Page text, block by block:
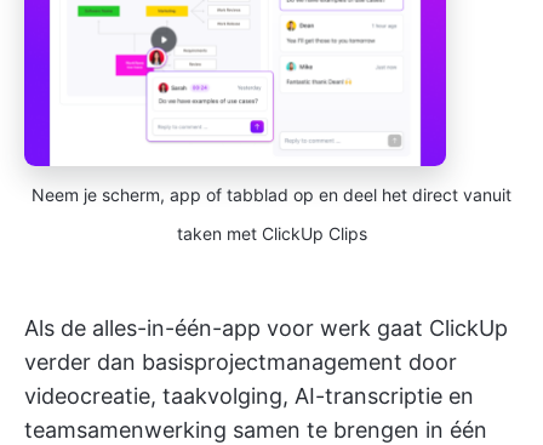
Neem je scherm, app of tabblad op en deel het direct vanuit
taken met ClickUp Clips
Als de alles-in-één-app voor werk gaat ClickUp
verder dan basisprojectmanagement door
videocreatie, taakvolging, AI-transcriptie en
teamsamenwerking samen te brengen in één